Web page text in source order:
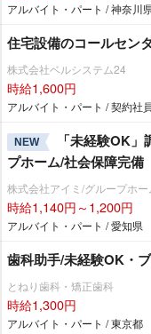
アルバイト・パート / 神奈川
住宅設備のコールセン
株式会社ベルシステム24
時給1,600円
アルバイト・パート / 契約社
NEW
「未経験OK
プホーム/社会保障完備
株式会社アイミ/グループホ
時給1,140円～1,200円
アルバイト・パート / 愛知県
歯科助手/未経験OK・
とねり歯科・矯正歯科
時給1,300円
アルバイト・パート / 東京都